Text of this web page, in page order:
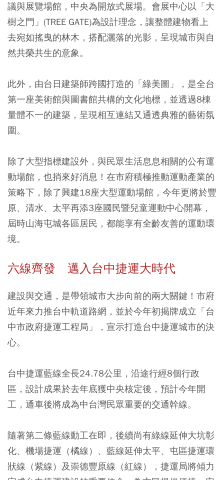
議與展覽場館，中央為開放式展場。會展中心以「大
樹之門」(TREE GATE)為設計理念，讓整體建物看上
去宛如搖曳的林木，搭配灑落的光影，呈現城市與自
然共榮共生的意象。
此外，由台日建築師跨國打造的「綠美圖」，是全台
第一座美術館與圖書館共構的文化地標，並透過8棟
量體不一的建築，呈現相互連結又通透典雅的藝術氛
圍。
除了大型指標建設外，與民眾生活息息相關的公有運
動場館，也捎來好消息！在市府積極推動運動產業的
策略下，除了興建18座大型運動場館，今年更將於豐
原、清水、太平再添3座國民暨兒童運動中心開幕，
屆時山海屯城各區居民，都能享有全齡友善的運動環
境。
六線齊發 邁入台中捷運大時代
建設與交通，是帶領城市大步向前的兩大關鍵！市府
近年來力推台中軌道路網，並於今年初揭牌成立「台
中市政府捷運工程局」，宣示打造台中捷運城市的決
心。
台中捷運藍線全長24.78公里，沿途行經8個行政
區，設計成果於去年底獲中央核定後，預計今年開
工，通車後將成為中台灣民眾重要的交通幹線。
隨著第二條藍線動工在即，後續尚有綠線延伸大坑彰
化、機場捷運（橘線）、藍線延伸太平、屯區捷運環
狀線（紫線）及崇德豐原線（紅線），捷運局將傾力